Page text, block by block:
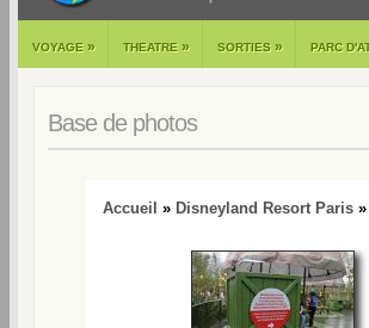
VOYAGE » THEATRE » SORTIES » PARC
Base de photos
Accueil » Disneyland Resort Paris »